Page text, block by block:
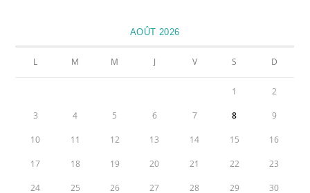
AOÛT 2026
L M M J V S D
1 2
3 4 5 6 7 8 9
10 11 12 13 14 15 16
17 18 19 20 21 22 23
24 25 26 27 28 29 30